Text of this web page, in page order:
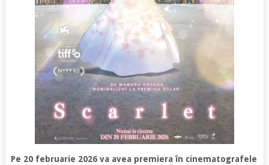
Pe 20 februarie 2026 va avea premiera în cinematografele